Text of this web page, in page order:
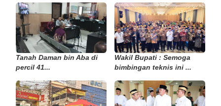
Tanah Daman bin Aba di
percil 41...
Wakil Bupati : Semoga
bimbingan teknis ini ...